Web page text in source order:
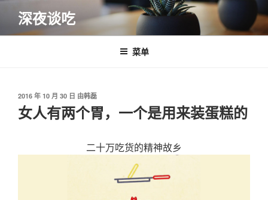
内
深夜谈吃
菜单
发
布
于
2016 年 10 月 30 日 由韩磊
女人有两个胃，一个是用来装蛋糕的
二十万吃货的精神故乡